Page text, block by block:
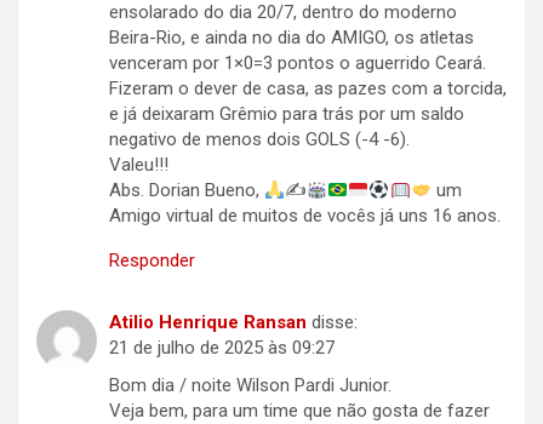
ensolarado do dia 20/7, dentro do moderno
Beira-Rio, e ainda no dia do AMIGO, os atletas
venceram por 1×0=3 pontos o aguerrido Ceará.
Fizeram o dever de casa, as pazes com a torcida,
e já deixaram Grêmio para trás por um saldo
negativo de menos dois GOLS (-4 -6).
Valeu!!!
Abs. Dorian Bueno,
✍
um
Amigo virtual de muitos de vocês já uns 16 anos.
Responder
Atilio Henrique Ransan disse:
21 de julho de 2025 às 09:27
Bom dia / noite Wilson Pardi Junior.
Veja bem, para um time que não gosta de fazer